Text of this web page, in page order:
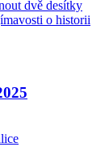
dvě desítky
o historii